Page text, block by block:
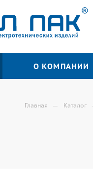
О КОМПАНИИ
Главная — Каталог